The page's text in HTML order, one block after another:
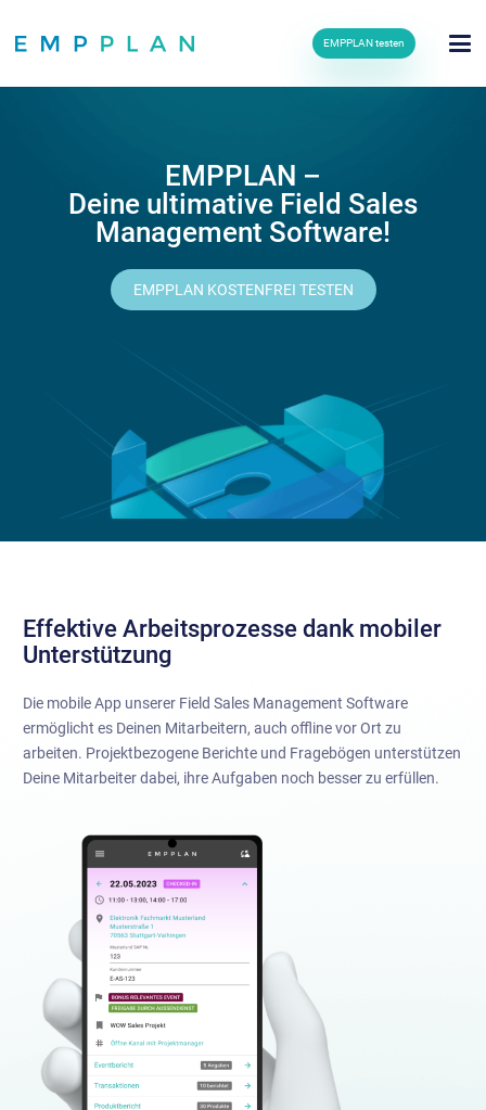
EMPPLAN testen
EMPPLAN –
Deine ultimative Field Sales
Management Software!
EMPPLAN KOSTENFREI TESTEN
Effektive Arbeitsprozesse dank mobiler
Unterstützung
Die mobile App unserer Field Sales Management Software
ermöglicht es Deinen Mitarbeitern, auch offline vor Ort zu
arbeiten. Projektbezogene Berichte und Fragebögen unterstützen
Deine Mitarbeiter dabei, ihre Aufgaben noch besser zu erfüllen.